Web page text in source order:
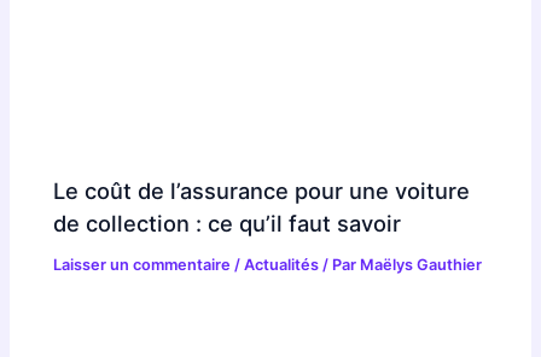
Le coût de l’assurance pour une voiture
de collection : ce qu’il faut savoir
Laisser un commentaire /Actualités / Par Maëlys Gauthier